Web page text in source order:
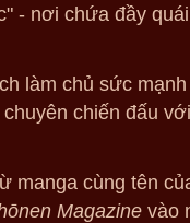
- nơi chứa đầy
làm chủ sức
chiến đấu
manga cùng tên
Magazine vào